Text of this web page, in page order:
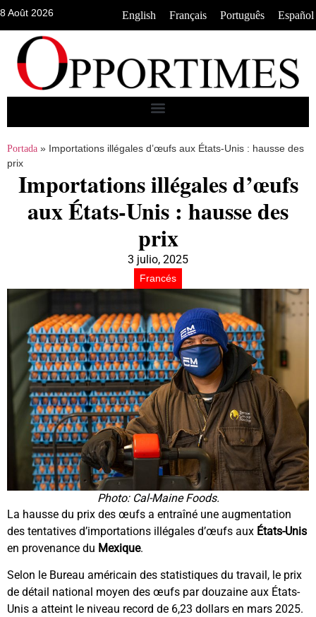
8 Août 2026 English Français Português Español
Portada » Importations illégales d’œufs aux États-Unis : hausse des
prix
Importations illégales d’œufs
aux États-Unis : hausse des
prix
3 julio, 2025
Francés
Photo: Cal-Maine Foods.
La hausse du prix des œufs a entraîné une augmentation
des tentatives d’importations illégales d’œufs aux États-Unis
en provenance du Mexique.
Selon le Bureau américain des statistiques du travail, le prix
de détail national moyen des œufs par douzaine aux États-
Unis a atteint le niveau record de 6,23 dollars en mars 2025.